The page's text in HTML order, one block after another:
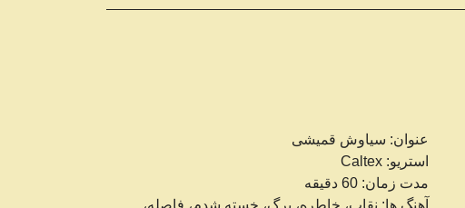
عنوان: سیاوش قمیشی
استریو: Caltex
مدت زمان: 60 دقیقه
آهنگ ها: نقاب، خاطره، برگ، خسته شدم، فاصله،